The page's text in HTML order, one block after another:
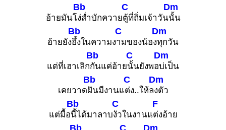
อ้ายมันโ
Bb
ง่ส่ำบักควาย
C
ตู้ที่ถิ่มเจ้าวัน
Dm
นั้น
อ้ายยัง
Bb
อึ้งในความง
C
ามของน้อง
Dm
ทุกวัน
แต่ที่เฮาเลิก
Bb
กันแค่อ้าย
C
นั้นยังพอ
Dm
บ่เป็น
เคยวาด
Bb
ฝันมีงานแ
C
ต่ง..ให้ล
Dm
งตัว
แต่มื้อ
Bb
นี้ได้มาลาบ
C
งัวในงานแ
F
ต่งอ้าย
Bb C Dm